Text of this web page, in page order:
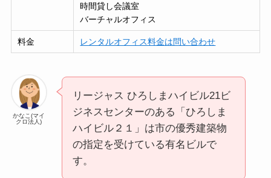
時間貸し会議室
バーチャルオフィス
料金 レンタルオフィス料金は問い合わせ
かなこ(マイ
クロ法人)
リージャス ひろしまハイビル21ビ
ジネスセンターのある「ひろしま
ハイビル２１」は市の優秀建築物
の指定を受けている有名ビルで
す。